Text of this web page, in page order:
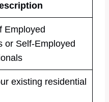
Employed
or Self-Employed
existing residential